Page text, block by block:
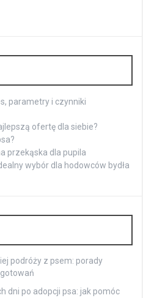
parametry i czynniki
ofertę dla siebie?
przekąska dla pupila
wybór dla hodowców bydła
podróży z psem: porady
dni po adopcji psa: jak pomóc